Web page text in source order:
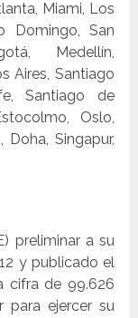
Miami, Los
Domingo, San
Medellín,
Aires, Santiago
Santiago de
Oslo,
Doha, Singapur,
a su
y publicado el
cifra de 99.626
para ejercer su